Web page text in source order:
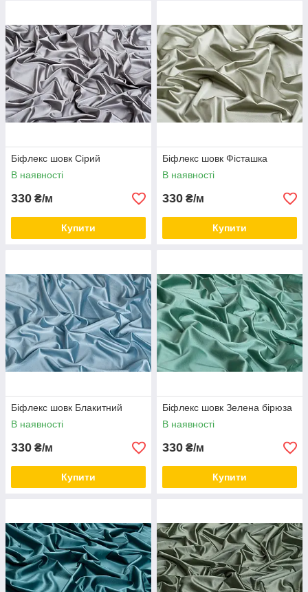
Біфлекс шовк Сірий
В наявності
330 ₴/м
Купити
Біфлекс шовк Фісташка
В наявності
330 ₴/м
Купити
Біфлекс шовк Блакитний
В наявності
330 ₴/м
Купити
Біфлекс шовк Зелена бірюза
В наявності
330 ₴/м
Купити